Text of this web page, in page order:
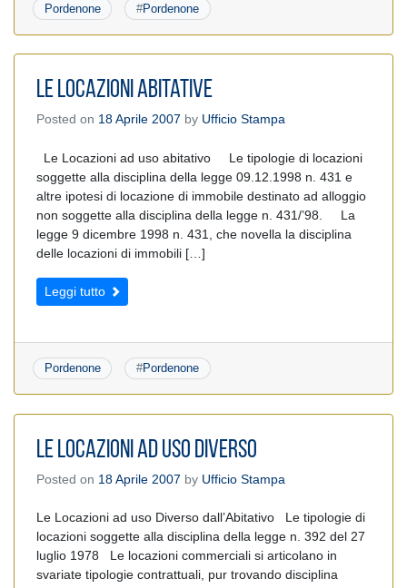
Pordenone #Pordenone
Le Locazioni Abitative
Posted on 18 Aprile 2007 by Ufficio Stampa
Le Locazioni ad uso abitativo Le tipologie di locazioni
soggette alla disciplina della legge 09.12.1998 n. 431 e
altre ipotesi di locazione di immobile destinato ad alloggio
non soggette alla disciplina della legge n. 431/’98. La
legge 9 dicembre 1998 n. 431, che novella la disciplina
delle locazioni di immobili […]
Leggi tutto
Pordenone #Pordenone
Le Locazioni ad Uso Diverso
Posted on 18 Aprile 2007 by Ufficio Stampa
Le Locazioni ad uso Diverso dall’Abitativo Le tipologie di
locazioni soggette alla disciplina della legge n. 392 del 27
luglio 1978 Le locazioni commerciali si articolano in
svariate tipologie contrattuali, pur trovando disciplina